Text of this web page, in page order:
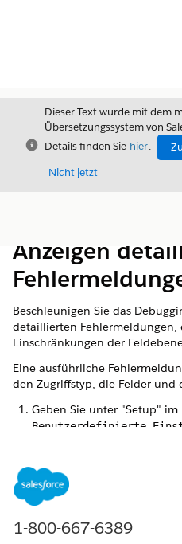
Schließen
Dieser Text wurde mit dem
Übersetzungssystem von
Details finden Sie hier.
Nicht jetzt
Anzeigen
Beschleunigen Sie das
detaillierten Fehlermeldungen,
Einschränkungen der
Eine ausführliche
den Zugriffstyp, die Felder und
Geben Sie unter "Setup"
Benutzerdefinierte
Klicken Sie auf
Wählen Sie
Speichern Sie Ihre
1-800-667-6389